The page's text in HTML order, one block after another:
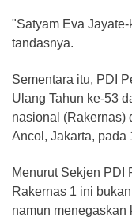
"Satyam Eva
tandasnya.
Sementara itu, PDI
Ulang Tahun ke-53
nasional (Rakernas)
Ancol, Jakarta, pada
Menurut Sekjen PDI
Rakernas 1 ini
namun